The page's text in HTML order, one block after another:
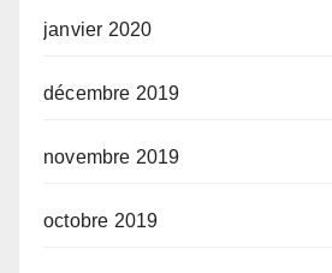
janvier 2020
décembre 2019
novembre 2019
octobre 2019